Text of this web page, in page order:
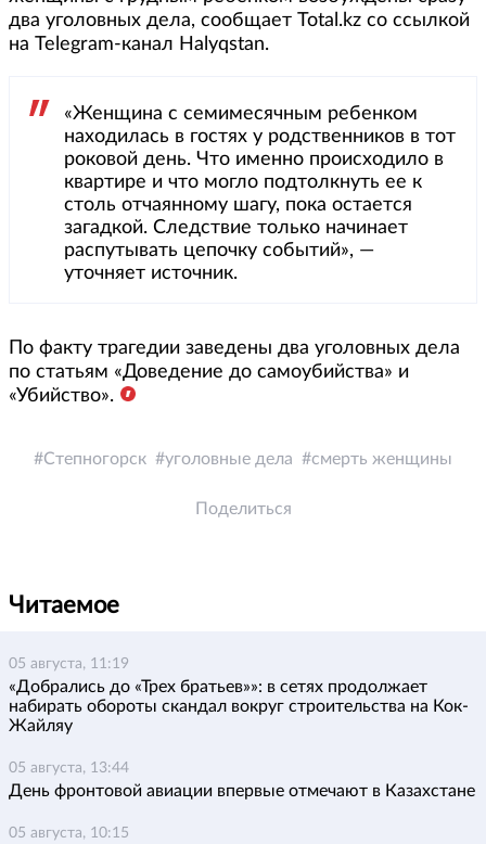
два уголовных дела, сообщает Total.kz со ссылкой
на Telegram-канал Halyqstan.
«Женщина с семимесячным ребенком
находилась в гостях у родственников в тот
роковой день. Что именно происходило в
квартире и что могло подтолкнуть ее к
столь отчаянному шагу, пока остается
загадкой. Следствие только начинает
распутывать цепочку событий», —
уточняет источник.
По факту трагедии заведены два уголовных дела
по статьям «Доведение до самоубийства» и
«Убийство».
Степногорск уголовные дела смерть женщины
Поделиться
Читаемое
05 августа, 11:19
«Добрались до «Трех братьев»»: в сетях продолжает
набирать обороты скандал вокруг строительства на Кок-
Жайляу
05 августа, 13:44
День фронтовой авиации впервые отмечают в Казахстане
05 августа, 10:15